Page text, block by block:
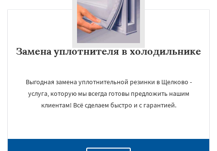
Замена уплотнителя в холодильнике
Выгодная замена уплотнительной резинки в Щелково -
услуга, которую мы всегда готовы предложить нашим
клиентам! Всё сделаем быстро и с гарантией.